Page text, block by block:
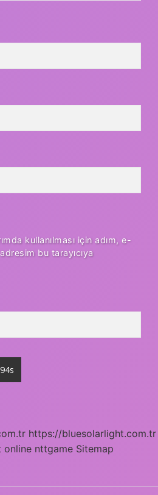
kullanılması için adım, e-
bu tarayıcıya
https://bluesolarlight.com.tr
online nttgame Sitemap